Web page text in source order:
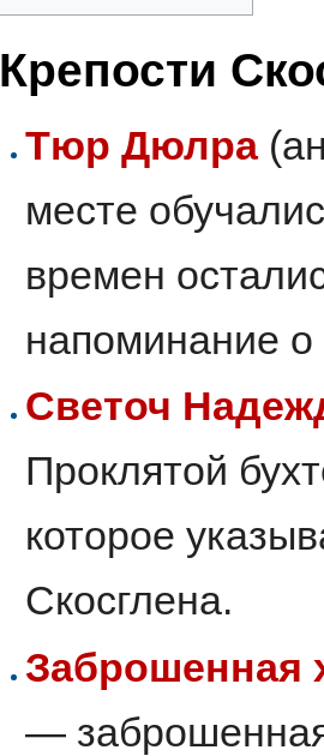
Крепости
Тюр Дюлра
месте
времен
напоминание о
Светоч
Проклятой
которое
Скосглена.
Заброшенная
— заброшенная